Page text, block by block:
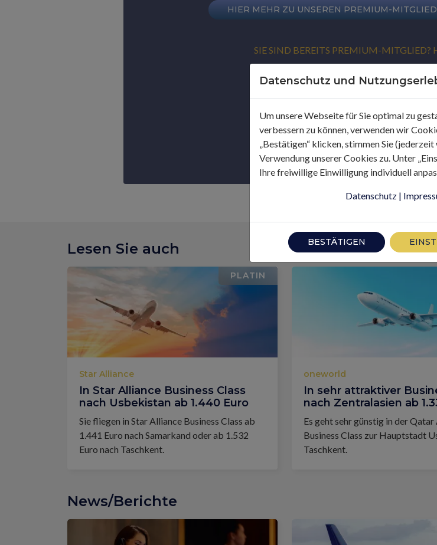
HIER MEHR ZU UNSEREN PREMIUM-
SIE SIND BEREITS PREMIUM-MITGLIED?
Lesen Sie auch
PLATIN
Star Alliance
In Star Alliance Business Class
nach Usbekistan ab 1.440 Euro
Sie fliegen in Star Alliance Business Class ab
1.441 Euro nach Samarkand oder ab 1.532
Euro nach Taschkent.
oneworld
In sehr attraktiver
nach Zentralasien ab
Es geht sehr günstig in der
Business Class zur Hauptstadt
Taschkent.
News/Berichte
Datenschutz und
Um unsere Webseite für Sie optimal zu
verbessern zu können, verwenden wir
„Bestätigen“ klicken, stimmen Sie
Verwendung unserer Cookies zu. Unter
Ihre freiwillige Einwilligung individuell
Datenschutz |
BESTÄTIGEN